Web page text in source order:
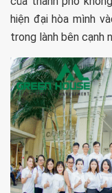
hiện đại hòa mình
trong lành bên cạnh